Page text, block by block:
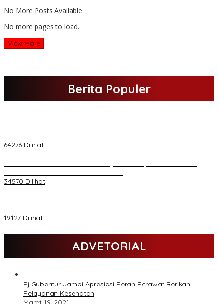
No More Posts Available.
No more pages to load.
View More
Berita Populer
64276 Dilihat
34570 Dilihat
19127 Dilihat
ADVETORIAL
Pj.Gubernur Jambi Apresiasi Peran Perawat Berikan
Pelayanan Kesehatan
Maret 19, 2021